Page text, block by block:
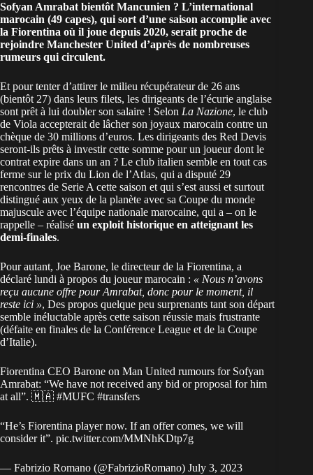
Sofyan Amrabat bientôt Mancunien ? L’international
marocain (49 capes), qui sort d’une saison accomplie avec
la Fiorentina où il joue depuis 2020, serait proche de
rejoindre Manchester United d’après de nombreuses
rumeurs qui circulent.
Et pour tenter d’attirer le milieu récupérateur de 26 ans
(bientôt 27) dans leurs filets, les dirigeants de l’écurie anglaise
sont prêt à lui doubler son salaire ! Selon La Nazione, le club
de Viola accepterait de lâcher son joyaux marocain contre un
chèque de 30 millions d’euros. Les dirigeants des Red Devis
seront-ils prêts à investir cette somme pour un joueur dont le
contrat expire dans un an ? Le club italien semble en tout cas
ferme sur le prix du Lion de l’Atlas, qui a disputé 29
rencontres de Serie A cette saison et qui s’est aussi et surtout
distingué aux yeux de la planète avec sa Coupe du monde
majuscule avec l’équipe nationale marocaine, qui a – on le
rappelle – réalisé un exploit historique en atteignant les
demi-finales.
Pour autant, Joe Barone, le directeur de la Fiorentina, a
déclaré lundi à propos du joueur marocain : « Nous n’avons
reçu aucune offre pour Amrabat, donc pour le moment, il
reste ici », Des propos quelque peu surprenants tant son départ
semble inéluctable après cette saison réussie mais frustrante
(défaite en finales de la Conférence League et de la Coupe
d’Italie).
Fiorentina CEO Barone on Man United rumours for Sofyan
Amrabat: “We have not received any bid or proposal for him
at all”. 🇲🇦 #MUFC #transfers
“He’s Fiorentina player now. If an offer comes, we will
consider it”. pic.twitter.com/MMNhKDtp7g
— Fabrizio Romano (@FabrizioRomano) July 3, 2023